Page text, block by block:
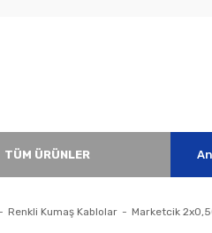
TÜM ÜRÜNLER
Renkli Kumaş Kablolar Marketcik